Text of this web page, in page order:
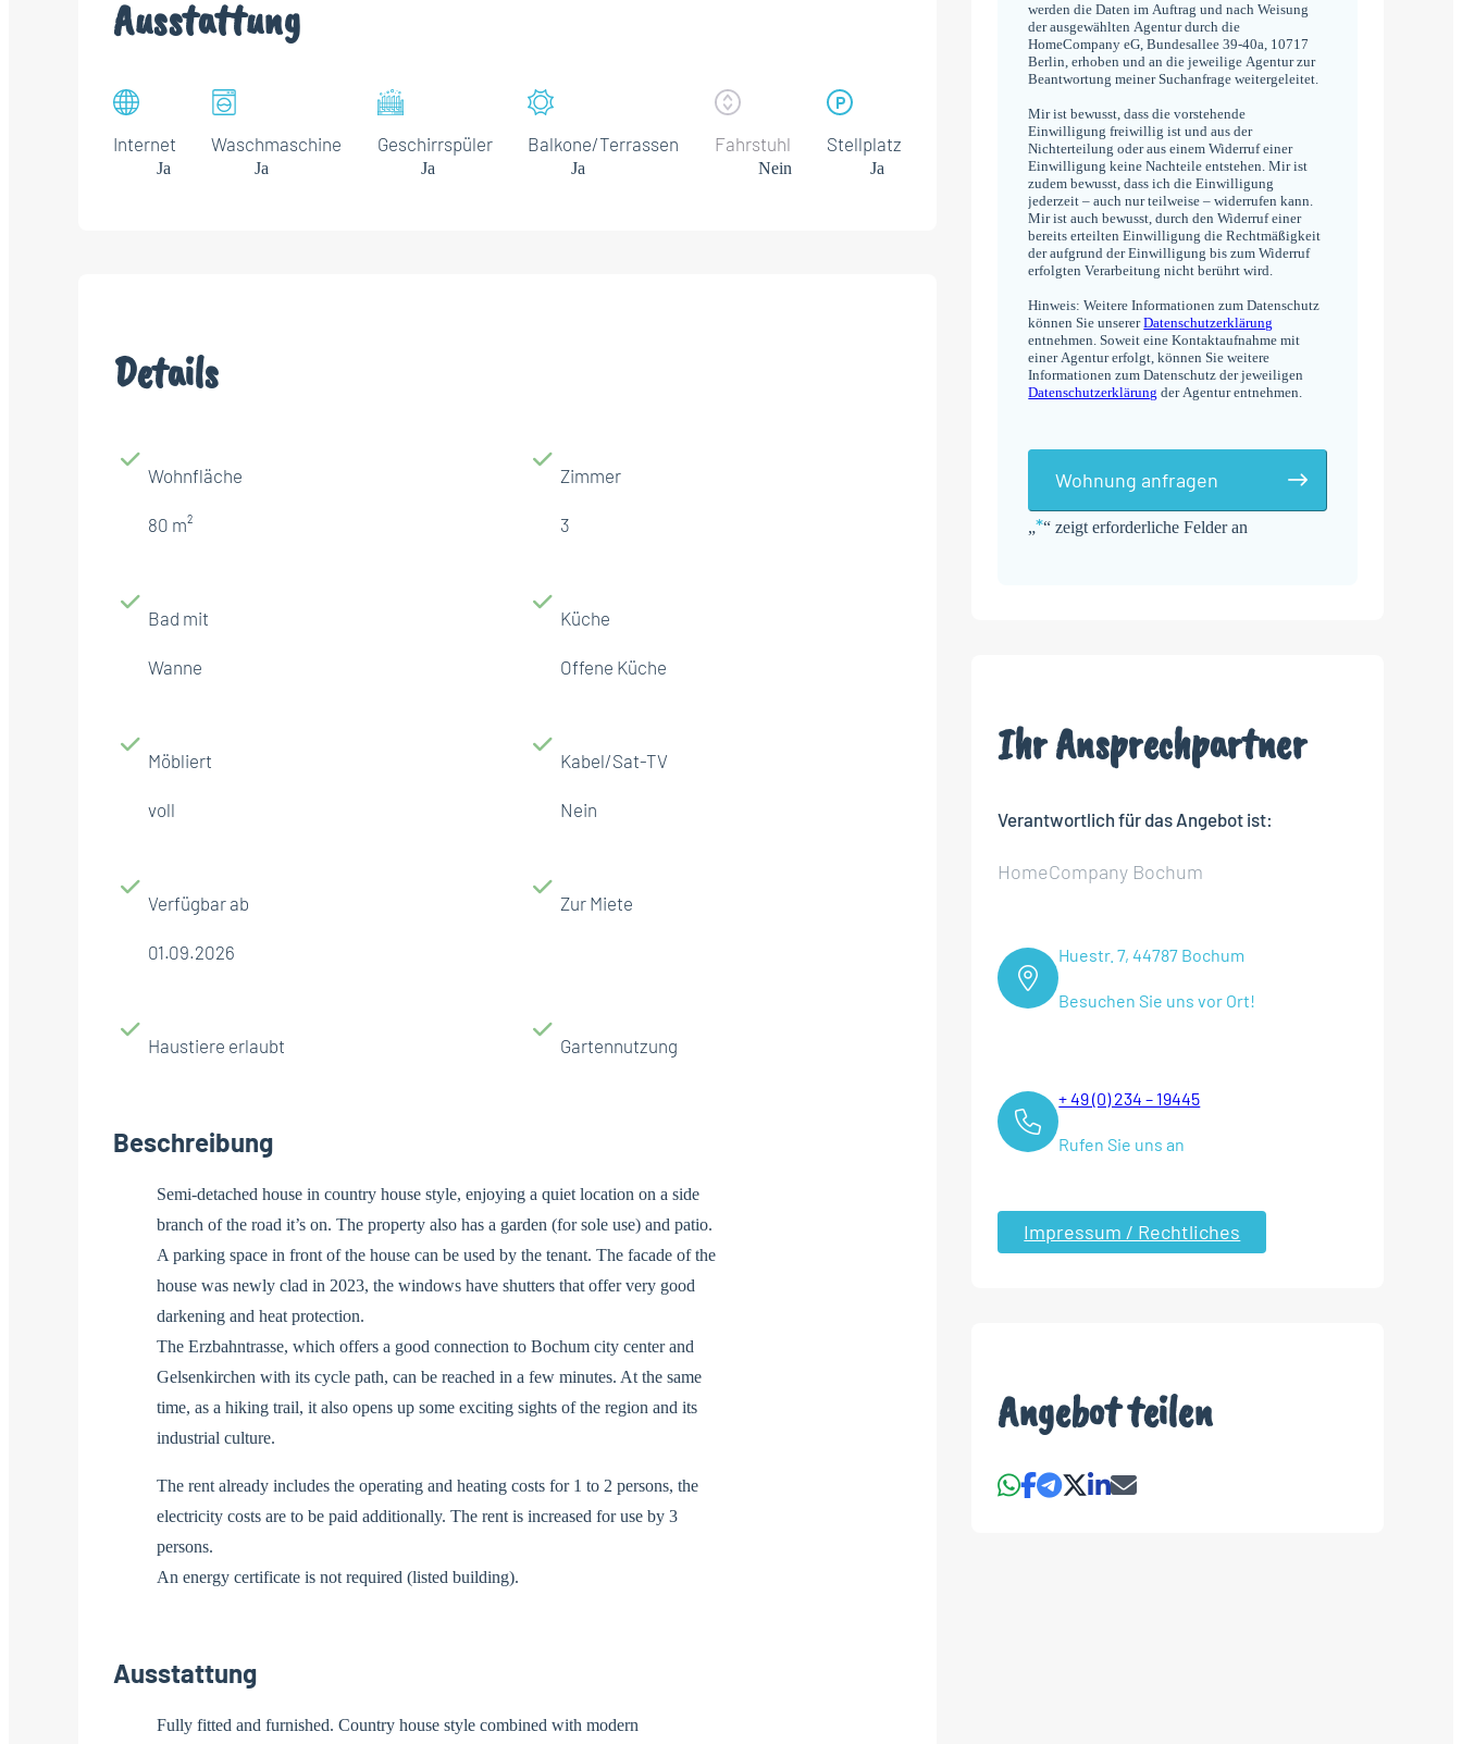
Ausstattung
Internet
Ja
Waschmaschine
Ja
Geschirrspüler
Ja
Balkone/Terrassen
Ja
Fahrstuhl
Nein
Stellplatz
Ja
Details
Wohnfläche
80 m²
Zimmer
3
Bad mit
Wanne
Küche
Offene Küche
Möbliert
voll
Kabel/Sat-TV
Nein
Verfügbar ab
01.09.2026
Zur Miete
Haustiere erlaubt Gartennutzung
Beschreibung
Semi-detached house in country house style, enjoying a quiet location on a side
branch of the road it’s on. The property also has a garden (for sole use) and patio.
A parking space in front of the house can be used by the tenant. The facade of the
house was newly clad in 2023, the windows have shutters that offer very good
darkening and heat protection.
The Erzbahntrasse, which offers a good connection to Bochum city center and
Gelsenkirchen with its cycle path, can be reached in a few minutes. At the same
time, as a hiking trail, it also opens up some exciting sights of the region and its
industrial culture.
The rent already includes the operating and heating costs for 1 to 2 persons, the
electricity costs are to be paid additionally. The rent is increased for use by 3
persons.
An energy certificate is not required (listed building).
Ausstattung
Fully fitted and furnished. Country house style combined with modern
„*“ zeigt erforderliche Felder an
werden die Daten im Auftrag und nach Weisung
der ausgewählten Agentur durch die
HomeCompany eG, Bundesallee 39-40a, 10717
Berlin, erhoben und an die jeweilige Agentur zur
Beantwortung meiner Suchanfrage weitergeleitet.
Mir ist bewusst, dass die vorstehende
Einwilligung freiwillig ist und aus der
Nichterteilung oder aus einem Widerruf einer
Einwilligung keine Nachteile entstehen. Mir ist
zudem bewusst, dass ich die Einwilligung
jederzeit – auch nur teilweise – widerrufen kann.
Mir ist auch bewusst, durch den Widerruf einer
bereits erteilten Einwilligung die Rechtmäßigkeit
der aufgrund der Einwilligung bis zum Widerruf
erfolgten Verarbeitung nicht berührt wird.
Hinweis: Weitere Informationen zum Datenschutz
können Sie unsererDatenschutzerklärung
entnehmen. Soweit eine Kontaktaufnahme mit
einer Agentur erfolgt, können Sie weitere
Informationen zum Datenschutz der jeweiligen
Datenschutzerklärung der Agentur entnehmen.
Wohnung anfragen
Ihr Ansprechpartner
Verantwortlich für das Angebot ist:
HomeCompany Bochum
Huestr. 7, 44787 Bochum
Besuchen Sie uns vor Ort!
+ 49 (0) 234 – 19445
Rufen Sie uns an
Impressum / Rechtliches
Angebot teilen